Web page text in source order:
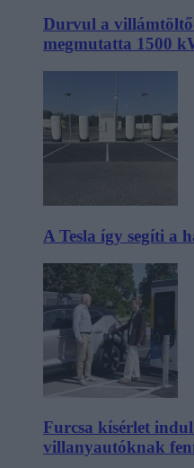
Durvul a
megmutatta 1500
A Tesla így segíti a
Furcsa kísérlet
villanyautóknak